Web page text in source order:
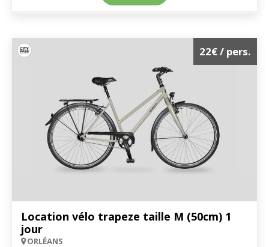
Location vélo trapeze taille M (50cm) 1
jour
ORLÉANS
22€/ pers.